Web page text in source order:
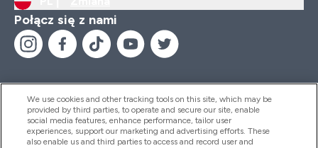
Połącz się z nami
Pomoc I Informacja
We use cookies and other tracking tools on this site, which may be
provided by third parties, to operate and secure our site, enable
social media features, enhance performance, tailor user
experiences, support our marketing and advertising efforts. These
also enable us and third parties to access and record user and